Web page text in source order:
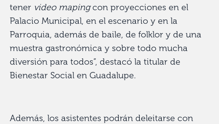
tener video mapingcon proyecciones en el
Palacio Municipal, en el escenario y en la
Parroquia, además de baile, de folklor y de una
muestra gastronómica y sobre todo mucha
diversión para todos”, destacó la titular de
Bienestar Social en Guadalupe.
Además, los asistentes podrán deleitarse con